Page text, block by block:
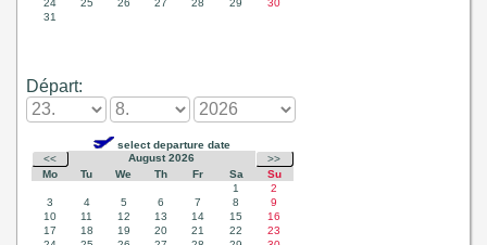
Départ: